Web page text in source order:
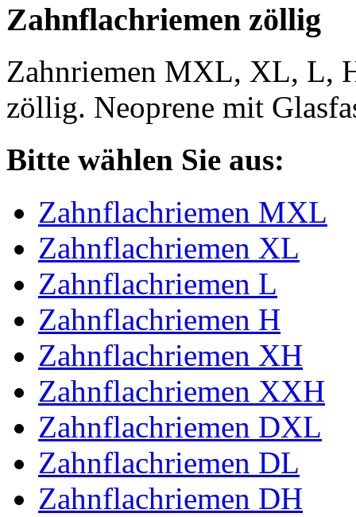
Zahnflachriemen zöllig
Zahnriemen MXL, XL, L,
zöllig. Neoprene mit
Bitte wählen Sie aus:
Zahnflachriemen MXL
Zahnflachriemen XL
Zahnflachriemen L
Zahnflachriemen H
Zahnflachriemen XH
Zahnflachriemen XXH
Zahnflachriemen DXL
Zahnflachriemen DL
Zahnflachriemen DH